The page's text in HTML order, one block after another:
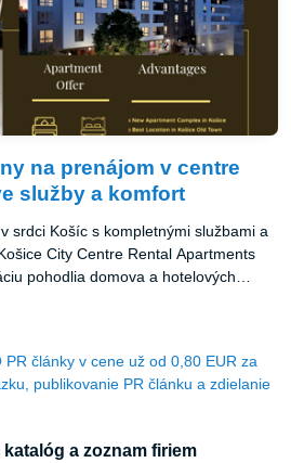
na prenájom v centre
služby a komfort
srdci Košíc s kompletnými službami a
City Centre Rental Apartments
pohodlia domova a hotelových
PR články v cene už od 0,80 EUR za
publikovanie PR článku a zdielanie
a zoznam firiem